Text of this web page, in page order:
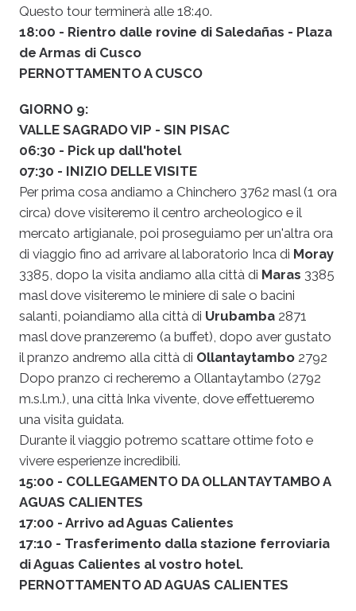
Questo tour terminerà alle 18:40.
18:00 - Rientro dalle rovine di Saledañas - Plaza
de Armas di Cusco
PERNOTTAMENTO A CUSCO
GIORNO 9:
VALLE SAGRADO VIP - SIN PISAC
06:30 - Pick up dall'hotel
07:30 - INIZIO DELLE VISITE
Per prima cosa andiamo a Chinchero 3762 masl (1 ora
circa) dove visiteremo il centro archeologico e il
mercato artigianale, poi proseguiamo per un'altra ora
di viaggio fino ad arrivare al laboratorio Inca di Moray
3385, dopo la visita andiamo alla città di Maras 3385
masl dove visiteremo le miniere di sale o bacini
salanti, poiandiamo alla città di Urubamba 2871
masl dove pranzeremo (a buffet), dopo aver gustato
il pranzo andremo alla città di Ollantaytambo 2792
Dopo pranzo ci recheremo a Ollantaytambo (2792
m.s.l.m.), una città Inka vivente, dove effettueremo
una visita guidata.
Durante il viaggio potremo scattare ottime foto e
vivere esperienze incredibili.
15:00 - COLLEGAMENTO DA OLLANTAYTAMBO A
AGUAS CALIENTES
17:00 - Arrivo ad Aguas Calientes
17:10 - Trasferimento dalla stazione ferroviaria
di Aguas Calientes al vostro hotel.
PERNOTTAMENTO AD AGUAS CALIENTES